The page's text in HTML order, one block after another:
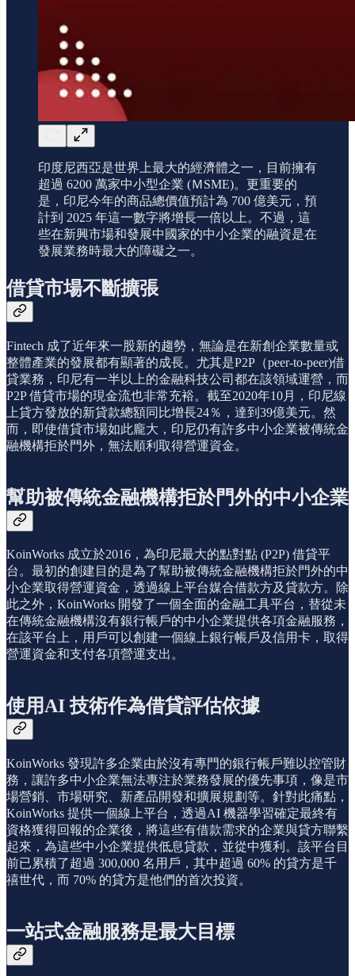
印度尼西亞是世界上最大的經濟體之一，目前擁有
超過 6200 萬家中小型企業 (ＭSME)。更重要的
是，印尼今年的商品總價值預計為 700 億美元，預
計到 2025 年這一數字將增長一倍以上。不過，這
些在新興市場和發展中國家的中小企業的融資是在
發展業務時最大的障礙之一。
借貸市場不斷擴張
Fintech 成了近年來一股新的趨勢，無論是在新創企業數量或
整體產業的發展都有顯著的成長。尤其是P2P（peer-to-peer)借
貸業務，印尼有一半以上的金融科技公司都在該領域運營，而
P2P 借貸市場的現金流也非常充裕。截至2020年10月，印尼線
上貸方發放的新貸款總額同比增長24％，達到39億美元。然
而，即使借貸市場如此龐大，印尼仍有許多中小企業被傳統金
融機構拒於門外，無法順利取得營運資金。
幫助被傳統金融機構拒於門外的中小企業
KoinWorks 成立於2016，為印尼最大的點對點 (P2P) 借貸平
台。最初的創建目的是為了幫助被傳統金融機構拒於門外的中
小企業取得營運資金，透過線上平台媒合借款方及貸款方。除
此之外，KoinWorks 開發了一個全面的金融工具平台，替從未
在傳統金融機構沒有銀行帳戶的中小企業提供各項金融服務，
在該平台上，用戶可以創建一個線上銀行帳戶及信用卡，取得
營運資金和支付各項營運支出。
使用AI 技術作為借貸評估依據
KoinWorks 發現許多企業由於沒有專門的銀行帳戶難以控管財
務，讓許多中小企業無法專注於業務發展的優先事項，像是市
場營銷、市場研究、新產品開發和擴展規劃等。針對此痛點，
KoinWorks 提供一個線上平台，透過AI 機器學習確定最終有
資格獲得回報的企業後，將這些有借款需求的企業與貸方聯繫
起來，為這些中小企業提供低息貸款，並從中獲利。該平台目
前已累積了超過 300,000 名用戶，其中超過 60% 的貸方是千
禧世代，而 70% 的貸方是他們的首次投資。
一站式金融服務是最大目標